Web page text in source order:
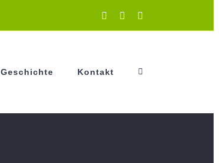
InstagramFacebook
Geschichte Kontakt